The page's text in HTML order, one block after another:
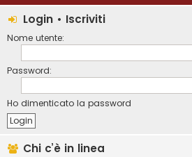
Login • Iscriviti
Nome utente:
Password:
Ho dimenticato la password
Chi c’è in linea